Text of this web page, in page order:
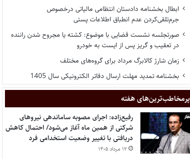
ابطال بخشنامه دادستان انتظامی مالیاتی درخصوص
جرم‌تلقی‌کردن عدم انطباق اطلاعات پستی
صورتجلسه نشست قضایی با موضوع: کشته یا مجروح شدن راننده
در تعقیب و گریز پس از ایست به خودرو
زمان شارژ کالابرگ مرداد برای گروه‌های مختلف
بخشنامه تمدید مهلت ارسال دفاتر الکترونیکی سال 1405
پر‌مخاطب‌ترین‌های هفته
رفیع‌زاده: اجرای مصوبه ساماندهی نیروهای
شرکتی از همین ماه آغاز می‌شود/ احتمال کاهش
دریافتی با تغییر وضعیت استخدامی فرد
۱۲ مرداد ۱۴۰۵